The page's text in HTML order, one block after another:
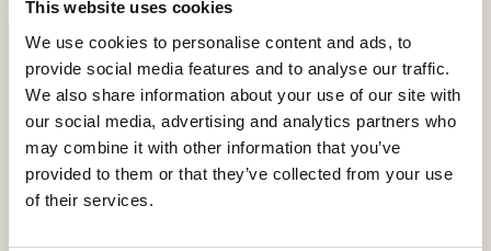
This website uses cookies
We use cookies to personalise content and ads, to
provide social media features and to analyse our traffic.
We also share information about your use of our site with
our social media, advertising and analytics partners who
may combine it with other information that you’ve
provided to them or that they’ve collected from your use
of their services.
Daisy Hausschuhe
Loafer aus Wildleder
Denver Hausschuhe